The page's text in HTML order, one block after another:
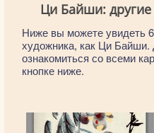
Ци Байши:
Ниже вы можете увидеть 6
художника, как Ци Байши.
ознакомиться со всеми
кнопке ниже.